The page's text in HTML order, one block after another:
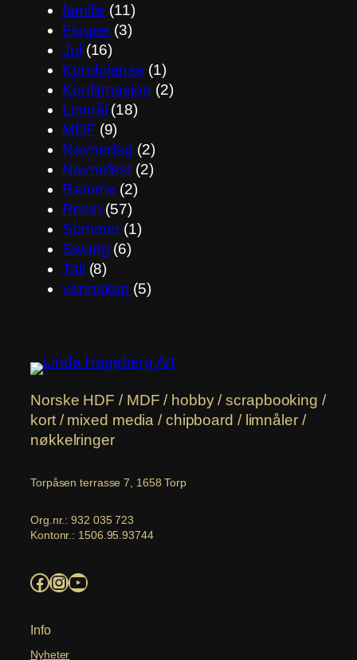
familie (11)
Figurer (3)
Jul (16)
Kondolanse (1)
Konfirmasjon (2)
Limnål (18)
MDF (9)
Navnedag (2)
Navnefest(2)
Ramme (2)
Resin (57)
Sommer(1)
Swung (6)
Tall
(8)
vennskap (5)
Norske HDF / MDF / hobby / scrapbooking /
kort / mixed media / chipboard / limnåler /
nøkkelringer
Torpåsen terrasse 7, 1658 Torp
Org.nr.: 932 035 723
Kontonr.: 1506.95.93744
Facebook
Instagram
YouTube
Info
Nyheter